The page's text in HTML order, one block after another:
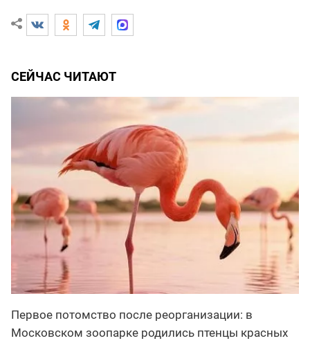
СЕЙЧАС ЧИТАЮТ
Первое потомство после реорганизации: в
Московском зоопарке родились птенцы красных